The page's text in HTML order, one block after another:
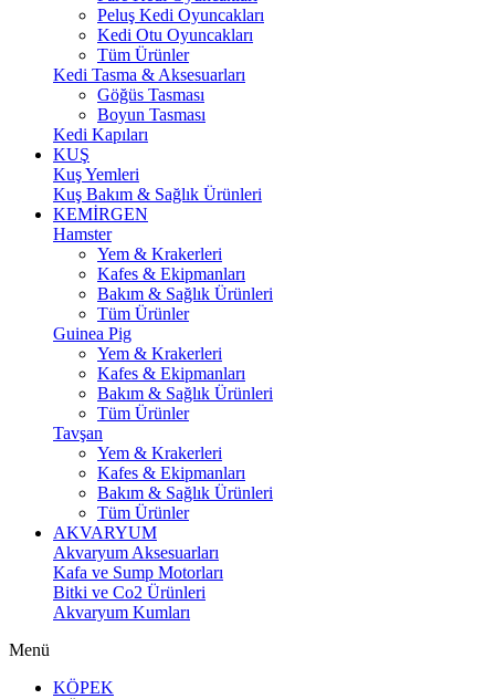
Peluş Kedi Oyuncakları
Kedi Otu Oyuncakları
Tüm Ürünler
Kedi Tasma & Aksesuarları
Göğüs Tasması
Boyun Tasması
Kedi Kapıları
KUŞ
Kuş Yemleri
Kuş Bakım & Sağlık Ürünleri
KEMİRGEN
Hamster
Yem & Krakerleri
Kafes & Ekipmanları
Bakım & Sağlık Ürünleri
Tüm Ürünler
Guinea Pig
Yem & Krakerleri
Kafes & Ekipmanları
Bakım & Sağlık Ürünleri
Tüm Ürünler
Tavşan
Yem & Krakerleri
Kafes & Ekipmanları
Bakım & Sağlık Ürünleri
Tüm Ürünler
AKVARYUM
Akvaryum Aksesuarları
Kafa ve Sump Motorları
Bitki ve Co2 Ürünleri
Akvaryum Kumları
Menü
KÖPEK